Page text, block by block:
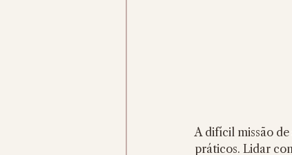
A difícil missão
práticos. Lidar